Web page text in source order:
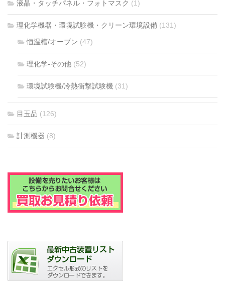
液晶・タッチパネル・フォトマスク (1)
理化学機器・環境試験機・クリーン環境設備 (131)
恒温槽/オーブン (47)
理化学-その他 (52)
環境試験機/冷熱衝撃試験機 (31)
目玉品 (126)
計測機器 (8)